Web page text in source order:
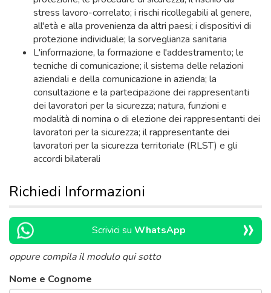
stress lavoro-correlato; i rischi ricollegabili al genere,
all'età e alla provenienza da altri paesi; i dispositivi di
protezione individuale; la sorveglianza sanitaria
L'informazione, la formazione e l'addestramento; le
tecniche di comunicazione; il sistema delle relazioni
aziendali e della comunicazione in azienda; la
consultazione e la partecipazione dei rappresentanti
dei lavoratori per la sicurezza; natura, funzioni e
modalità di nomina o di elezione dei rappresentanti dei
lavoratori per la sicurezza; il rappresentante dei
lavoratori per la sicurezza territoriale (RLST) e gli
accordi bilaterali
Richiedi Informazioni
Scrivici su WhatsApp »
oppure compila il modulo qui sotto
Nome e Cognome